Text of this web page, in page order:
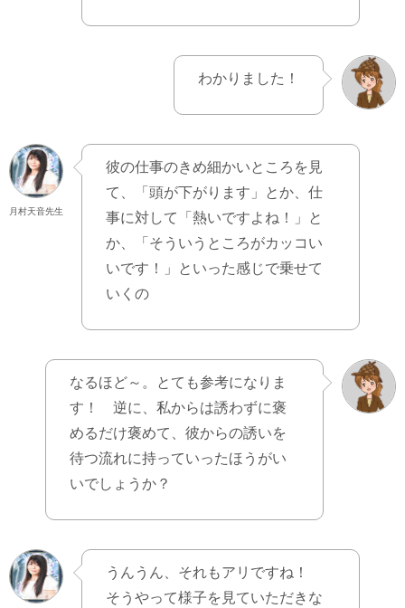
わかりました！
月村天音先生
彼の仕事のきめ細かいところを見
て、「頭が下がります」とか、仕
事に対して「熱いですよね！」と
か、「そういうところがカッコい
いです！」といった感じで乗せて
いくの
なるほど～。とても参考になりま
す！ 逆に、私からは誘わずに褒
めるだけ褒めて、彼からの誘いを
待つ流れに持っていったほうがい
いでしょうか？
うんうん、それもアリですね！
そうやって様子を見ていただきな